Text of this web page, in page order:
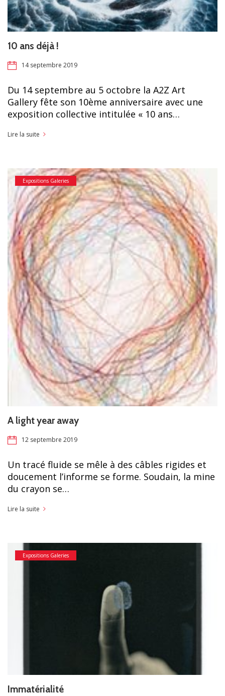
10 ans déjà !
14 septembre 2019
Du 14 septembre au 5 octobre la A2Z Art
Gallery fête son 10ème anniversaire avec une
exposition collective intitulée « 10 ans…
Lire la suite
Expositions Galeries
A light year away
12 septembre 2019
Un tracé fluide se mêle à des câbles rigides et
doucement l’informe se forme. Soudain, la mine
du crayon se…
Lire la suite
Expositions Galeries
Immatérialité